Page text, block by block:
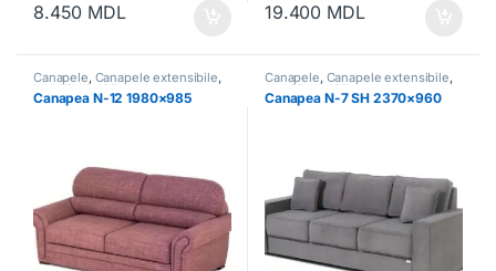
8.450 MDL 19.400 MDL
Canapele, Canapele extensibile,
Mobilă Mobilă moale
Canapea N-12 1980×985
Canapele, Canapele extensibile,
Mobilă Mobilă moale
Canapea N-7 SH 2370×960